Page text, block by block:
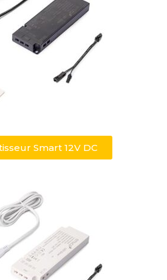
Smart 12V DC